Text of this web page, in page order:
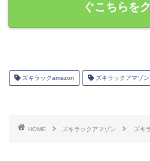
ぐこちらを
ズキラックamazon ズキラックアマゾン
HOME ズキラックアマゾン ズキ